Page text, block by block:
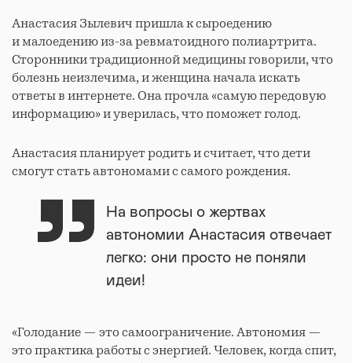
Анастасия Зылевич пришла к сыроедению
и малоедению из-за ревматоидного полиартрита.
Сторонники традиционной медицины говорили, что
болезнь неизлечима, и женщина начала искать
ответы в интернете. Она прочла «самую передовую
информацию» и уверилась, что поможет голод.
Анастасия планирует родить и считает, что дети
смогут стать автономами с самого рождения.
На вопросы о жертвах
автономии Анастасия отвечает
легко: они просто не поняли
идеи!
«Голодание — это самоограничение. Автономия —
это практика работы с энергией. Человек, когда спит,